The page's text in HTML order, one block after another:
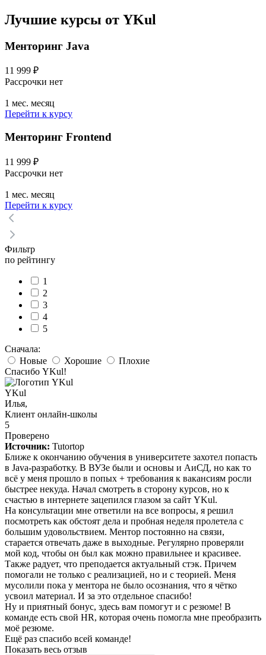
Лучшие курсы от YKul
Менторинг Java
11 999 ₽
Рассрочки нет
1 мес. месяц
Перейти к курсу
Менторинг Frontend
11 999 ₽
Рассрочки нет
1 мес. месяц
Перейти к курсу
Фильтр
по рейтингу
1
2
3
4
5
Сначала:
Новые
Хорошие
Плохие
Спасибо YKul!
YKul
Илья,
Клиент онлайн-школы
5
Проверено
Источник: Tutortop
Ближе к окончанию обучения в университете захотел попасть
в Java-разработку. В ВУЗе были и основы и АиСД, но как то
всё у меня прошло в попых + требования к вакансиям росли
быстрее некуда. Начал смотреть в сторону курсов, но к
счастью в интернете зацепился глазом за сайт YKul.
На консультации мне ответили на все вопросы, я решил
посмотреть как обстоят дела и пробная неделя пролетела с
большим удовольствием. Ментор постоянно на связи,
старается отвечать даже в выходные. Регулярно проверяли
мой код, чтобы он был как можно правильнее и красивее.
Также радует, что преподается актуальный стэк. Причем
помогали не только с реализацией, но и с теорией. Меня
мусолили пока у ментора не было осознания, что я чётко
усвоил материал. И за это отдельное спасибо!
Ну и приятный бонус, здесь вам помогут и с резюме! В
команде есть свой HR, которая очень помогла мне преобразить
моё резюме.
Ещё раз спасибо всей команде!
Показать весь отзыв